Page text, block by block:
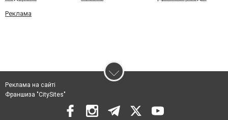
Реклама
Реклама на сайті
Франшиза "CitySites"